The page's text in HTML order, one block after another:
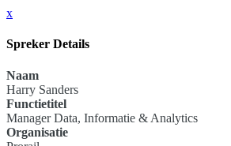
x
Spreker Details
Naam
Harry Sanders
Functietitel
Manager Data, Informatie & Analytics
Organisatie